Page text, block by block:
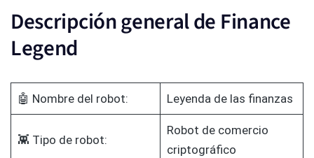
Descripción general de Finance
Legend
🤖 Nombre del robot: Leyenda de las finanzas
👾 Tipo de robot:
Robot de comercio
criptográfico